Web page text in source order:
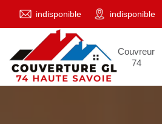
indisponible indisponible
Couvreur
74